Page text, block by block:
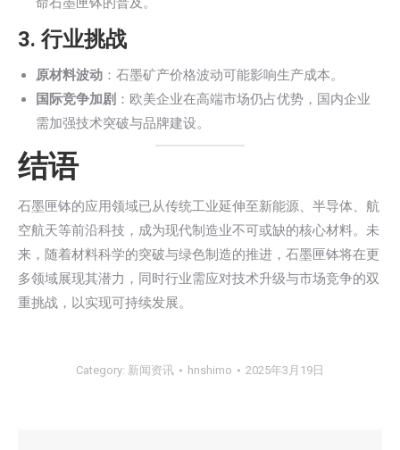
3. 行业挑战
原材料波动 ：石墨矿产价格波动可能影响生产成本。
国际竞争加剧 ：欧美企业在高端市场仍占优势，国内企业
需加强技术突破与品牌建设。
结语
石墨匣钵的应用领域已从传统工业延伸至新能源、半导体、航
空航天等前沿科技，成为现代制造业不可或缺的核心材料。未
来，随着材料科学的突破与绿色制造的推进，石墨匣钵将在更
多领域展现其潜力，同时行业需应对技术升级与市场竞争的双
重挑战，以实现可持续发展。
Category: 新闻资讯 hnshimo 2025年3月19日